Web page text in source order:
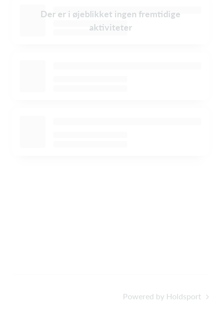
Der er i øjeblikket ingen fremtidige
aktiviteter
Powered by Holdsport